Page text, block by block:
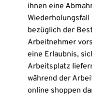
ihnen eine
bezüglich der
Arbeitnehmer
eine Erlaubnis,
Arbeitsplatz
während der
online shoppen